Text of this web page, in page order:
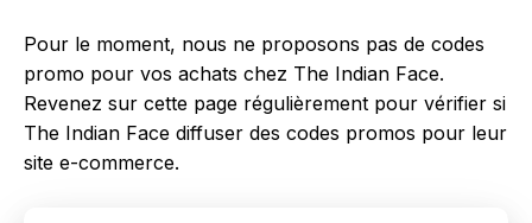
Pour le moment, nous ne proposons pas de codes
promo pour vos achats chez The Indian Face.
Revenez sur cette page régulièrement pour vérifier si
The Indian Face diffuser des codes promos pour leur
site e-commerce.